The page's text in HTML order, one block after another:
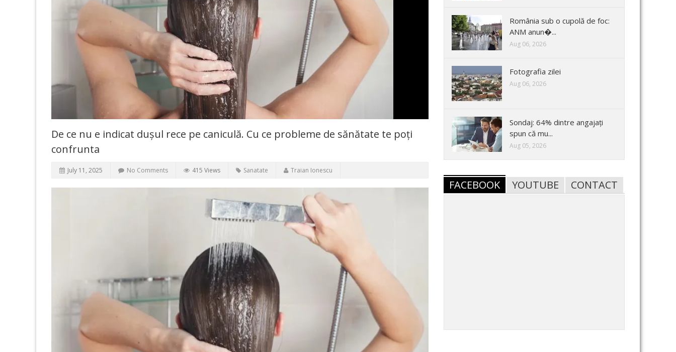
De ce nu e indicat dușul rece pe caniculă. Cu ce probleme de sănătate te poți
confrunta
July 11, 2025 No Comments 415 Views Sanatate Traian Ionescu
România sub o cupolă de foc:
ANM anun�...
Aug 06, 2026
Fotografia zilei
Aug 06, 2026
Sondaj: 64% dintre angajați
spun că mu...
Aug 05, 2026
FACEBOOK YOUTUBE CONTACT